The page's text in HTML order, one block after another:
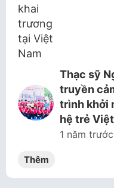
Thạc sỹ
truyền
trình khởi
hệ trẻ
1 năm trước
Thêm